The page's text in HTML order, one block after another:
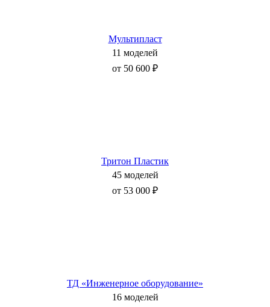
Мультипласт
11 моделей
от 50 600 ₽
Тритон Пластик
45 моделей
от 53 000 ₽
ТД «Инженерное оборудование»
16 моделей